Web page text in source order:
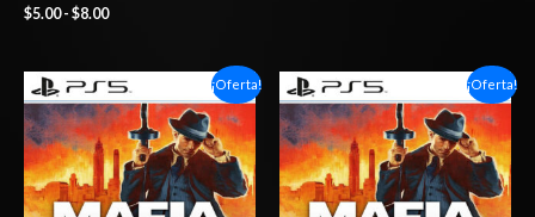
$5.00 - $8.00
¡Oferta!
Rango
de
precios:
desde
$6.03
hasta
$10.03
¡Oferta!
Rango
de
precios:
desde
$4.00
hasta
$7.00